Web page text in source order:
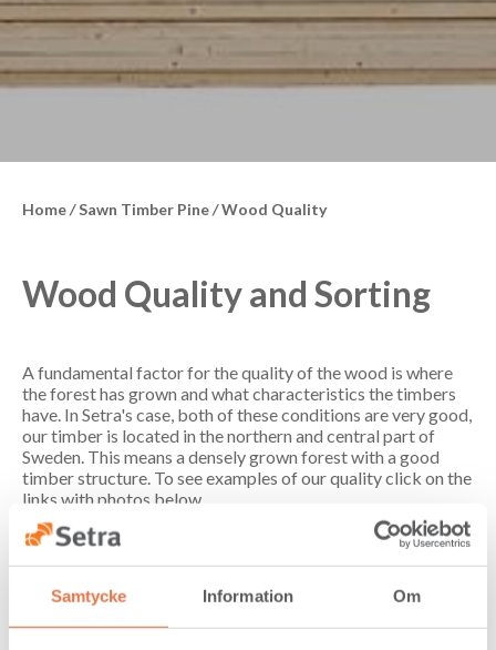
Samtycke Information Om
Home/Sawn Timber Pine/Wood Quality
Wood Quality and Sorting
A fundamental factor for the quality of the wood is where
the forest has grown and what characteristics the timbers
have. In Setra's case, both of these conditions are very good,
our timber is located in the northern and central part of
Sweden. This means a densely grown forest with a good
timber structure. To see examples of our quality click on the
links with photos below.
See pictures of different qualities